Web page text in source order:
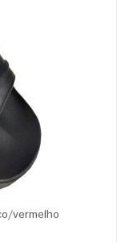
vermelho